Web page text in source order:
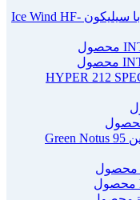
فن CPU LGA775 آلومینیوم با سیلیکون Ice Wind HF-
فن و هیت سینک پردازنده گرین Green Notus 95